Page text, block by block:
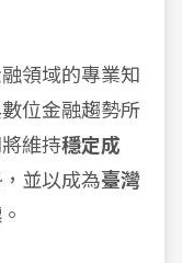
領域的專業知
位金融趨勢所
維持穩定成
並以成為臺灣